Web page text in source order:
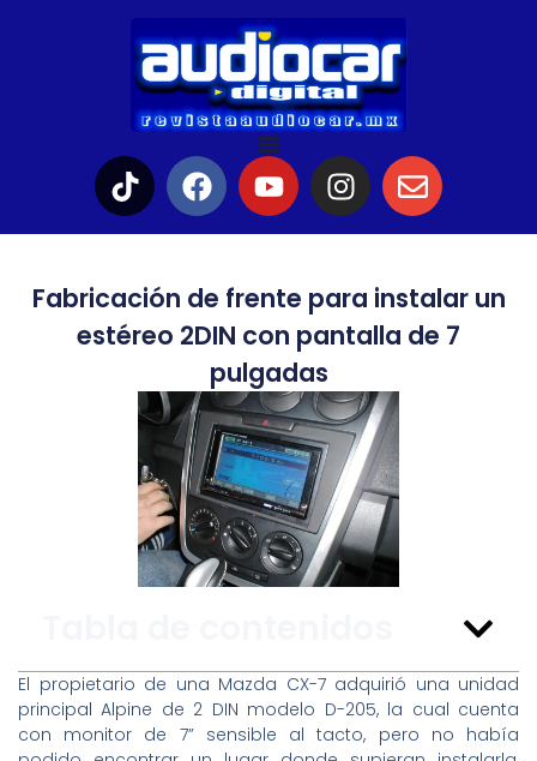
Fabricación de frente para instalar un
estéreo 2DIN con pantalla de 7
pulgadas
El propietario de una Mazda CX-7 adquirió una unidad
principal Alpine de 2 DIN modelo D-205, la cual cuenta
con monitor de 7” sensible al tacto, pero no había